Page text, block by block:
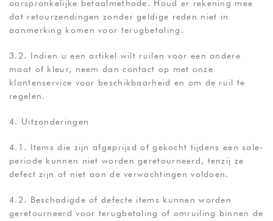
oorspronkelijke betaalmethode. Houd er rekening mee
dat retourzendingen zonder geldige reden niet in
aanmerking komen voor terugbetaling.
3.2. Indien u een artikel wilt ruilen voor een andere
maat of kleur, neem dan contact op met onze
klantenservice voor beschikbaarheid en om de ruil te
regelen.
4. Uitzonderingen
4.1. Items die zijn afgeprijsd of gekocht tijdens een sale-
periode kunnen niet worden geretourneerd, tenzij ze
defect zijn of niet aan de verwachtingen voldoen.
4.2. Beschadigde of defecte items kunnen worden
geretourneerd voor terugbetaling of omruiling binnen de